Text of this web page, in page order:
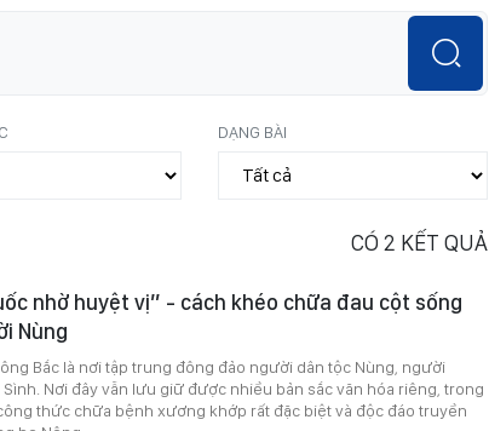
DẠNG BÀI
CÓ 2 KẾT QUẢ
nhờ huyệt vị” - cách khéo chữa đau cột sống
Nùng
Bắc là nơi tập trung đông đảo người dân tộc Nùng, người
Sình. Nơi đây vẫn lưu giữ được nhiều bản sắc văn hóa riêng, trong
thức chữa bệnh xương khớp rất đặc biệt và độc đáo truyền